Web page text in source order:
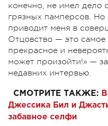
конечно, не имел дело
грязных памперсов. Но
приводит меня в
Отцовство — это самое
прекрасное и
может произойти!» —
недавних интервью.
СМОТРИТЕ ТАКЖЕ:
Джессика Бил и
забавное селфи